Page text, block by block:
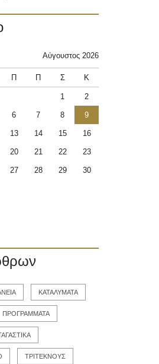
Αύγουστος 2026
Π Π Σ Κ
1 2
6 7 8 9
13 14 15 16
20 21 22 23
27 28 29 30
ΚΑΤΑΛΥΜΑΤΑ
ΠΡΟΓΡΑΜΜΑΤΑ
ΤΡΙΤΕΚΝΟΥΣ